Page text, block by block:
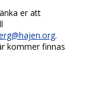
er att
.
kommer finnas